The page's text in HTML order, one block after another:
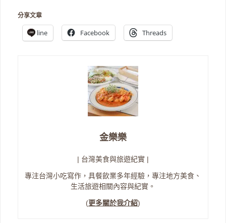
分享文章
line Facebook Threads
金樂樂
| 台灣美食與旅遊紀實 |
專注台灣小吃寫作，具餐飲業多年經驗，專注地方美食、
生活旅遊相關內容與紀實。
(更多關於我介紹)